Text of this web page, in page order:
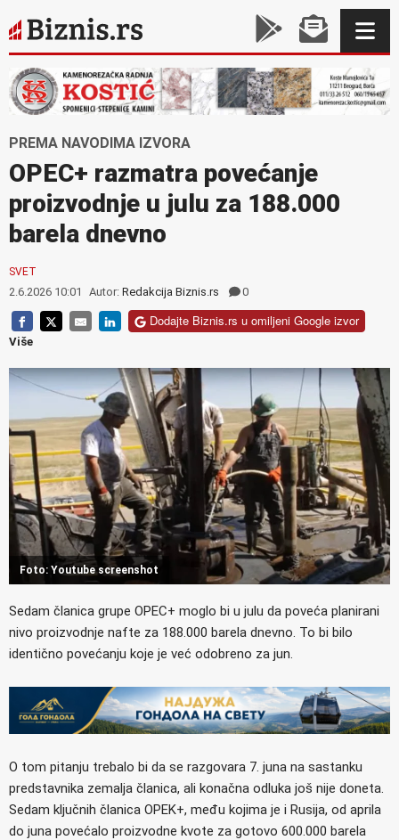
PREMA NAVODIMA IZVORA
OPEC+ razmatra povećanje
proizvodnje u julu za 188.000
barela dnevno
SVET
2.6.2026 10:01 Autor: Redakcija Biznis.rs 0
Dodajte Biznis.rs u omiljeni Google izvor
Više
Foto: Youtube screenshot
Sedam članica grupe OPEC+ moglo bi u julu da poveća planirani
nivo proizvodnje nafte za 188.000 barela dnevno. To bi bilo
identično povećanju koje je već odobreno za jun.
O tom pitanju trebalo bi da se razgovara 7. juna na sastanku
predstavnika zemalja članica, ali konačna odluka još nije doneta.
Sedam ključnih članica OPEK+, među kojima je i Rusija, od aprila
do juna povećalo proizvodne kvote za gotovo 600.000 barela